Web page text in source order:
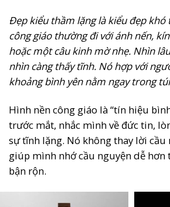
Đẹp kiểu thầm lặng là kiểu đẹp khó
công giáo thường đi với ánh nến,
hoặc một câu kinh mờ nhẹ. Nhìn
nhìn càng thấy tĩnh. Nó hợp với
khoảng bình yên nằm ngay trong
Hình nền công giáo là “tín hiệu
trước mắt, nhắc mình về đức tin,
sự tĩnh lặng. Nó không thay lời cầu
giúp mình nhớ cầu nguyện dễ
bận rộn.